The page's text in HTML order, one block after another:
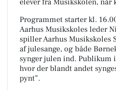
Programmet starter kl.
Aarhus Musikskoles leder
spiller Aarhus Musikskoles
af julesange, og både
synger julen ind.
hvor der blandt andet
pynt”.